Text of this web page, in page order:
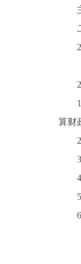
主
二
（
1.
算财
2.
3.
4.
5.
6.